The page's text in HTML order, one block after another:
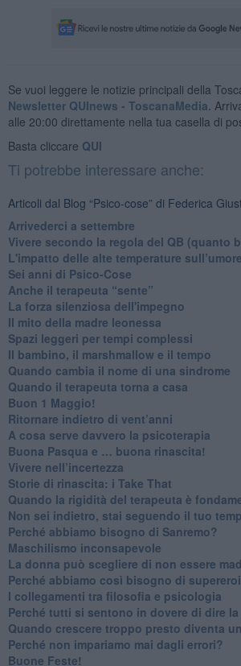
Se vuoi leggere le notizie principali della
Newsletter QUInews - ToscanaMedia.
alle 20:00 direttamente nella tua casella di
Basta cliccare QUI
Ti potrebbe interessare anche:
Articoli dal Blog “Psico-cose” di Federica
​Arrivederci a settembre
​Vivere secondo la regola del QB (quanto
​L'impatto delle alte temperature sull’umore
Sei anni di Psico-Cose
​Anche il terapeuta “sente”
​La forza silenziosa dell'impegno
​Il mito della madre leonessa
Spazi leggeri per tempi complessi
Il bambino, il marshmallow e il tempo
​Quando cambia il nome di una sindrome
​Quando il terapeuta torna a casa
​Buon 1 Maggio!
Ritornare indietro di vent’anni
​A cosa serve davvero la psicoterapia
​Buona Pasqua e … buona rinascita!
​Vivere nell’incertezza
​Storie di rinascita: i Take That
​Quando la rigidità del terapeuta è
​Non sei indietro, stai seguendo il tuo
​Perché abbiamo bisogno di Sanremo?
​Maschilismo inconsapevole
​La donna può scegliere di non essere
​Perché abbiamo così bisogno di
​I collegamenti tra filosofia e psicologia
​Perché tutti si sentono in dovere di dire
​Quando crescere troppo presto diventa
​Perché non impariamo mai dagli errori?
​Buone Feste!